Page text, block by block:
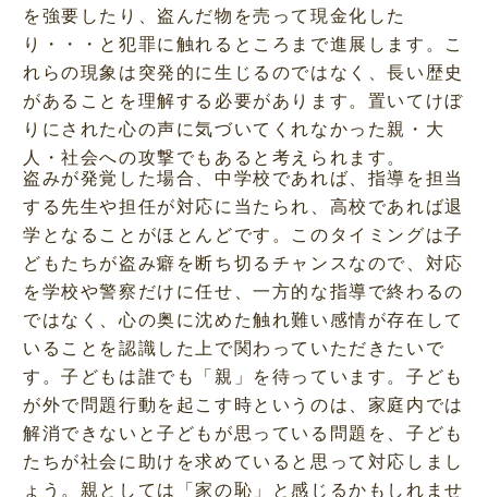
を強要したり、盗んだ物を売って現金化した
り・・・と犯罪に触れるところまで進展します。こ
れらの現象は突発的に生じるのではなく、長い歴史
があることを理解する必要があります。置いてけぼ
りにされた心の声に気づいてくれなかった親・大
人・社会への攻撃でもあると考えられます。
盗みが発覚した場合、中学校であれば、指導を担当
する先生や担任が対応に当たられ、高校であれば退
学となることがほとんどです。このタイミングは子
どもたちが盗み癖を断ち切るチャンスなので、対応
を学校や警察だけに任せ、一方的な指導で終わるの
ではなく、心の奥に沈めた触れ難い感情が存在して
いることを認識した上で関わっていただきたいで
す。子どもは誰でも「親」を待っています。子ども
が外で問題行動を起こす時というのは、家庭内では
解消できないと子どもが思っている問題を、子ども
たちが社会に助けを求めていると思って対応しまし
ょう。親としては「家の恥」と感じるかもしれませ